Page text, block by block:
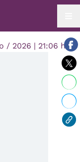
/ 2026 | 21:06 hrs.